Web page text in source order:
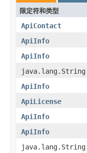
限定符和类型
ApiContact
ApiInfo
ApiInfo
java.lang.String
ApiInfo
ApiLicense
ApiInfo
ApiInfo
java.lang.String